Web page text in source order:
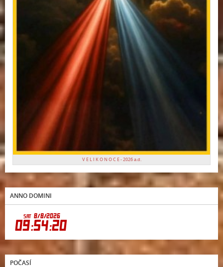
V E L I K O N O C E - 2026 a.d.
ANNO DOMINI
POČASÍ